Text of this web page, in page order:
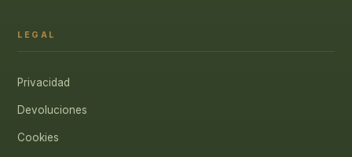
LEGAL
Privacidad
Devoluciones
Cookies